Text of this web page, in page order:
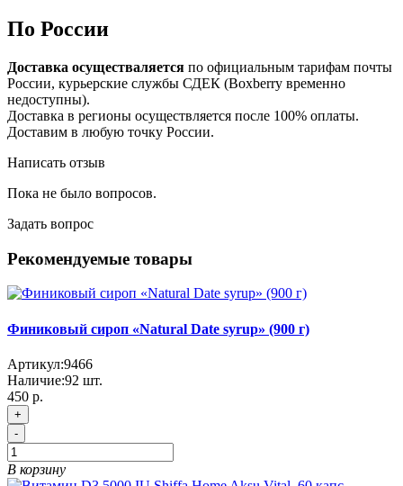
По России
Доставка осуществаляется по официальным тарифам почты
России, курьерские службы СДЕК (Boxberry временно
недоступны).
Доставка в регионы осуществляется после 100% оплаты.
Доставим в любую точку России.
Написать отзыв
Пока не было вопросов.
Задать вопрос
Рекомендуемые товары
Финиковый сироп «Natural Date syrup» (900 г)
Артикул:9466
Наличие:92 шт.
450 р.
+
-
В корзину